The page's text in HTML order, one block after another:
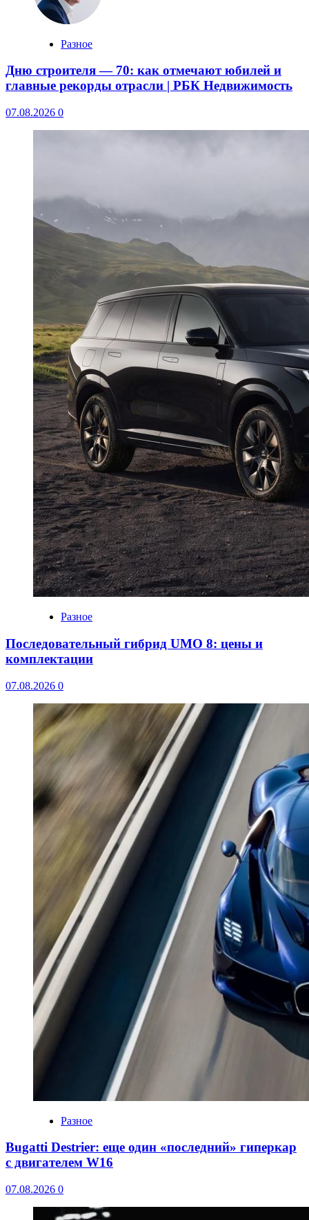
Разное
Дню строителя — 70: как отмечают юбилей и
главные рекорды отрасли | РБК Недвижимость
07.08.2026 0
Разное
Последовательный гибрид UMO 8: цены и
комплектации
07.08.2026 0
Разное
Bugatti Destrier: еще один «последний» гиперкар
с двигателем W16
07.08.2026 0